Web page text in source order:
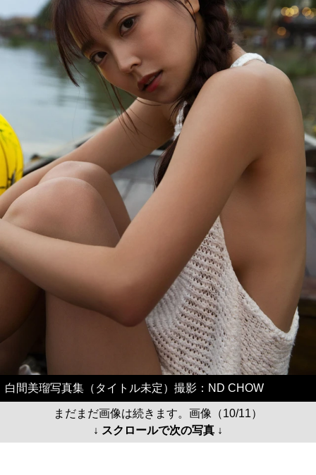
白間美瑠写真集（タイトル未定）撮影：ND CHOW
まだまだ画像は続きます。画像（10/11）
↓ スクロールで次の写真 ↓